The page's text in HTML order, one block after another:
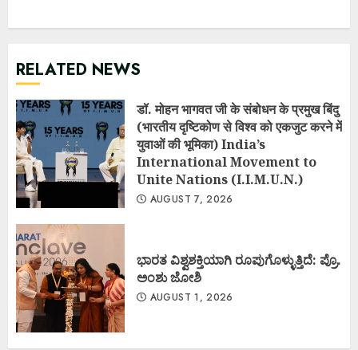
RELATED NEWS
डॉ. मोहन भागवत जी के संबोधन के प्रमुख बिंदु
(भारतीय दृष्टिकोण से विश्व को एकजुट करने में
युवाओं की भूमिका) India’s
International Movement to
Unite Nations (I.I.M.U.N.)
AUGUST 7, 2026
ಭಾರತ ವಿಶ್ವಶಕ್ತಿಯಾಗಿ ರೂಪುಗೊಳ್ಳುತ್ತಿದೆ: ಪ್ರೊ.
ಅಂಶು ಜೋಶಿ
AUGUST 1, 2026